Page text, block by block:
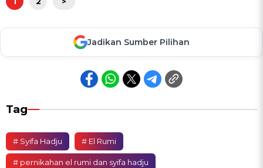
Jadikan Sumber Pilihan
Tag
# Syifa Hadju # El Rumi
# pernikahan el rumi dan syifa hadju